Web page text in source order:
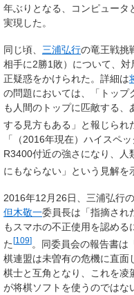
年ぶりとなる、コンピュータ
実現した。
同じ頃、 三浦弘行の竜王戦挑
相手に2勝1敗）について、
正疑惑をかけられた。詳細は
の問題においては、「トップ
も人間のトップに匹敵する、
する見方もある」と報じられ
「（2016年現在）ハイスペ
R3400付近の強さになり、人
にもならない」という見解を
2016年12月26日、三浦弘行
但木敬一委員長は「指摘され
もスマホの不正使用を認め
た [109] 。同委員会の報告書は
棋連盟は未曽有の危機に直面
棋士と互角となり、これを凌
が将棋ソフトを使うのではな